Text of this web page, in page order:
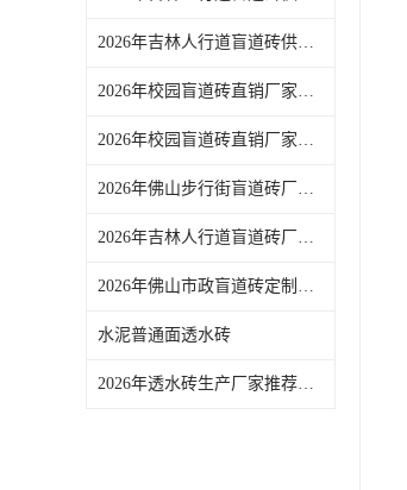
2026年吉林人行道盲道砖供货厂家推荐
2026年校园盲道砖直销厂家推荐：佛山市青路新材料专业供应
2026年校园盲道砖直销厂家推荐：佛山市青路新材料有限公司
2026年佛山步行街盲道砖厂家推荐：源头烧结工艺与定制服务解析
2026年吉林人行道盲道砖厂家推荐：源头供货与品质保障解析
2026年佛山市政盲道砖定制厂家推荐，烧结工艺保障城市无障碍建设
水泥普通面透水砖
2026年透水砖生产厂家推荐：佛山青路新材料专注真空烧结工艺